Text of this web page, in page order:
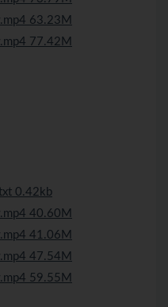
63.23M
77.42M
0.42kb
40.60M
41.06M
47.54M
59.55M